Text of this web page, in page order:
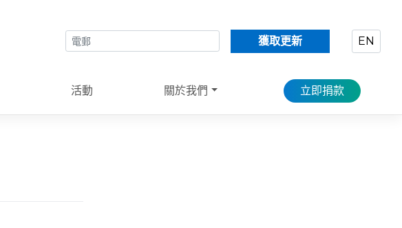
獲取更新 EN
活動 關於我們 立即捐款